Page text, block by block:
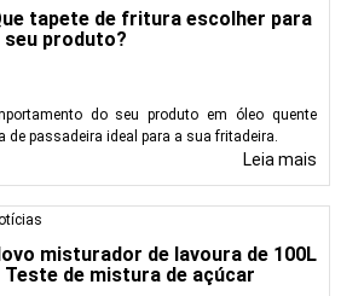
tapete de fritura escolher para
seu produto?
do seu produto em óleo quente
de passadeira ideal para a sua fritadeira.
Leia mais
misturador de lavoura de 100L
Teste de mistura de açúcar